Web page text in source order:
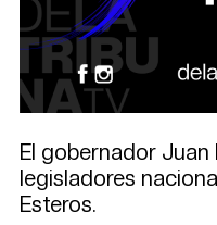
El gobernador Juan
legisladores
Esteros.